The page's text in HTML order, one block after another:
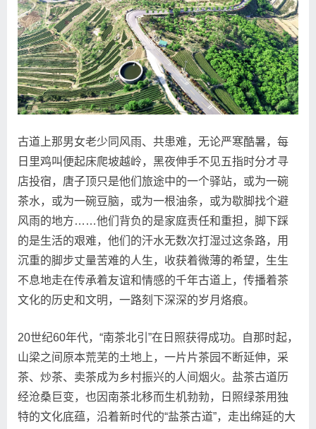
古道上那男女老少同风雨、共患难，无论严寒酷暑，每
日里鸡叫便起床爬坡越岭，黑夜伸手不见五指时分才寻
店投宿，唐子顶只是他们旅途中的一个驿站，或为一碗
茶水，或为一碗豆脑，或为一根油条，或为歇脚找个避
风雨的地方……他们背负的是家庭责任和重担，脚下踩
的是生活的艰难，他们的汗水无数次打湿过这条路，用
沉重的脚步丈量苦难的人生，收获着微薄的希望，生生
不息地走在传承着友谊和情感的千年古道上，传播着茶
文化的历史和文明，一路刻下深深的岁月烙痕。
20世纪60年代，“南茶北引”在日照获得成功。自那时起，
山梁之间原本荒芜的土地上，一片片茶园不断延伸，采
茶、炒茶、卖茶成为乡村振兴的人间烟火。盐茶古道历
经沧桑巨变，也因南茶北移而生机勃勃，日照绿茶用独
特的文化底蕴，沿着新时代的“盐茶古道”，走出绵延的大